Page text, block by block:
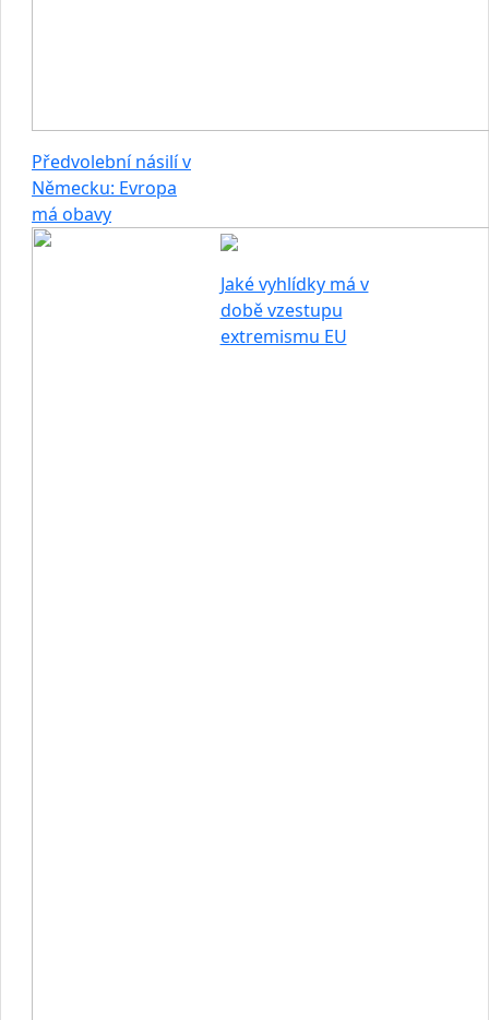
Předvolební násilí v
Německu: Evropa
má obavy
Jaké vyhlídky má v
době vzestupu
extremismu EU